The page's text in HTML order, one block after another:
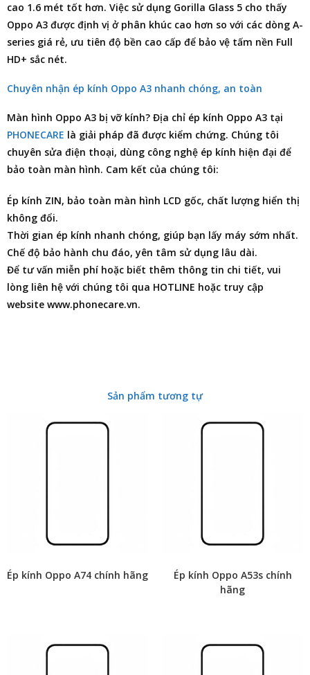
cao 1.6 mét tốt hơn. Việc sử dụng Gorilla Glass 5 cho thấy
Oppo A3 được định vị ở phân khúc cao hơn so với các dòng A-
series giá rẻ, ưu tiên độ bền cao cấp để bảo vệ tấm nền Full
HD+ sắc nét.
Chuyên nhận ép kính Oppo A3 nhanh chóng, an toàn
Màn hình Oppo A3 bị vỡ kính? Địa chỉ ép kính Oppo A3 tại
PHONECARE là giải pháp đã được kiểm chứng. Chúng tôi
chuyên sửa điện thoại, dùng công nghệ ép kính hiện đại để
bảo toàn màn hình. Cam kết của chúng tôi:
Ép kính ZIN, bảo toàn màn hình LCD gốc, chất lượng hiển thị
không đổi.
Thời gian ép kính nhanh chóng, giúp bạn lấy máy sớm nhất.
Chế độ bảo hành chu đáo, yên tâm sử dụng lâu dài.
Để tư vấn miễn phí hoặc biết thêm thông tin chi tiết, vui
lòng liên hệ với chúng tôi qua HOTLINE hoặc truy cập
website www.phonecare.vn.
Sản phẩm tương tự
Ép kính Oppo A74 chính hãng
Ép kính Oppo A53s chính
hãng